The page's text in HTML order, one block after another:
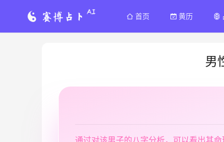
首页 黄历
男
通过对该男子的八字分析，可以看出其